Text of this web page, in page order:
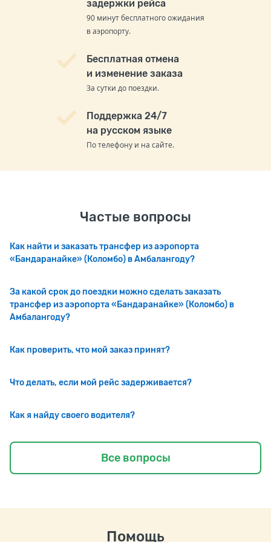
задержки рейса
90 минут бесплатного ожидания
в аэропорту.
Бесплатная отмена
и изменение заказа
За сутки до поездки.
Поддержка 24/7
на русском языке
По телефону и на сайте.
Частые вопросы
Как найти и заказать трансфер из аэропорта
«Бандаранайке» (Коломбо) в Амбалангоду?
За какой срок до поездки можно сделать заказать
трансфер из аэропорта «Бандаранайке» (Коломбо) в
Амбалангоду?
Как проверить, что мой заказ принят?
Что делать, если мой рейс задерживается?
Как я найду своего водителя?
Все вопросы
Помощь